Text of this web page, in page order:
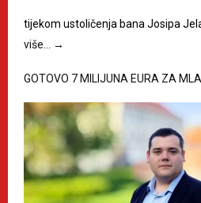
tijekom ustoličenja bana Josipa
više… →
GOTOVO 7 MILIJUNA EURA ZA